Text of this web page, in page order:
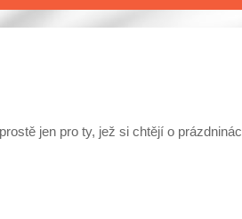
jen pro ty, jež si chtějí o